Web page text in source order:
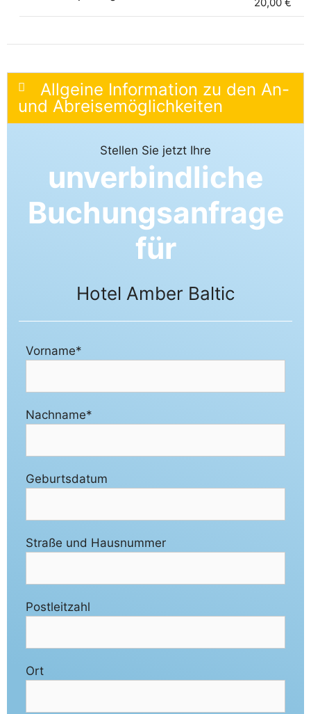
20,00 €
Allgeine Information zu den An-
und Abreisemöglichkeiten
Stellen Sie jetzt Ihre
unverbindliche
Buchungsanfrage
für
Hotel Amber Baltic
Vorname*
Nachname*
Geburtsdatum
Straße und Hausnummer
Postleitzahl
Ort